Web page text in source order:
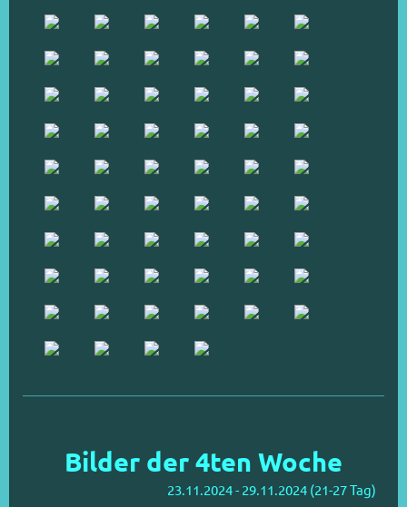
Bilder der 4ten Woche
23.11.2024 - 29.11.2024 (21-27 Tag)